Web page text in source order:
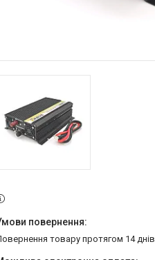
повернення товару протягом 14 днів